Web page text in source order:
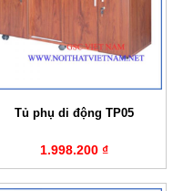
Tủ phụ di động TP05
1.998.200 ₫